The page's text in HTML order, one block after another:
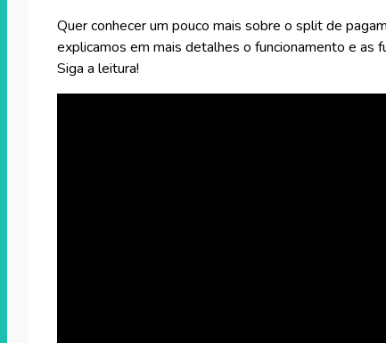
Quer conhecer um pouco mais sobre o split de
explicamos em mais detalhes o funcionamento e as
Siga a leitura!